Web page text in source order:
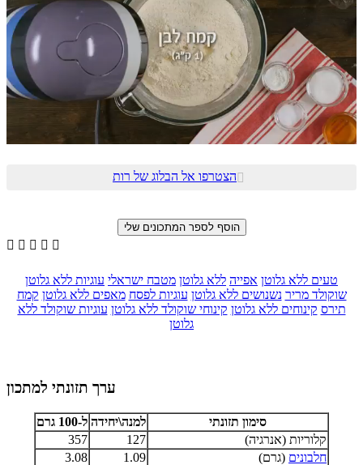
הצטרפו אל הבלוג של רות
    
טעים ללא גלוטן אפייה ללא גלוטן מטבח ישראלי עוגיות ללא גלוטן
שוקולד מריר נשנושים ללא גלוטן עוגיות לפסח מאפים ללא גלוטן קמח
תירס קינוחים ללא גלוטן קינוחי שוקולד ללא גלוטן עוגיות שוקולד ללא
גלוטן
ערך תזונתי למתכון
סימון תזונתי למנה\יחידה ל-100 גרם
קלוריות (אנרגיה)
127
357
חלבונים (גרם) 1.09
3.08